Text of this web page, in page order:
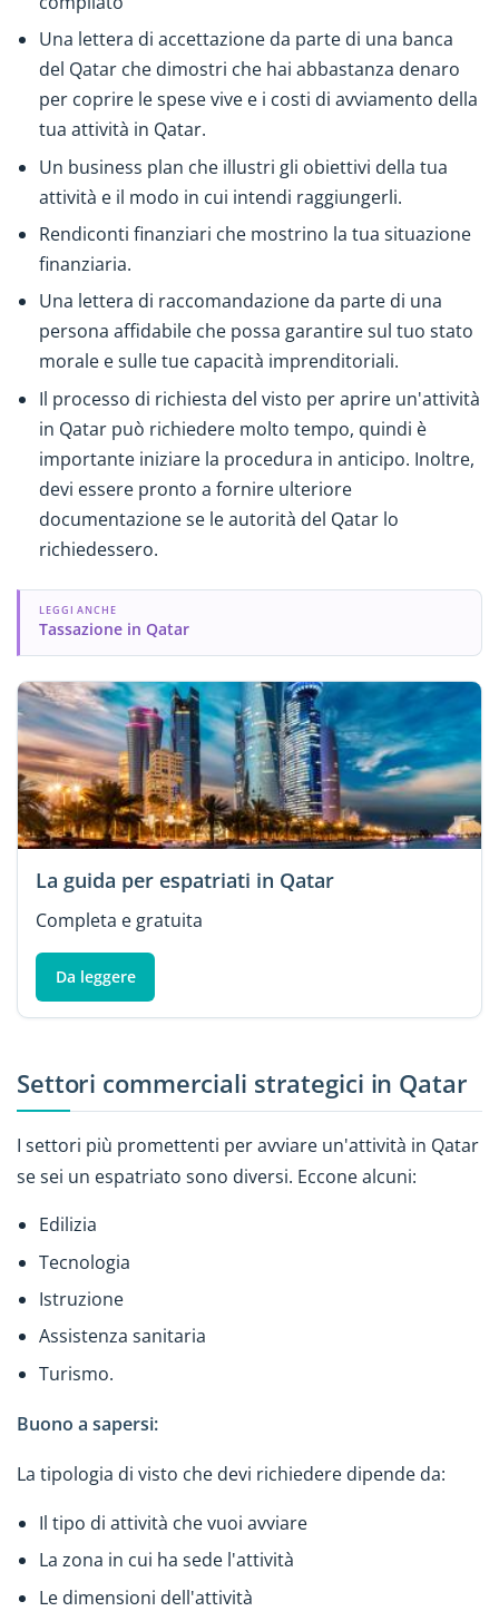
Una lettera di accettazione da parte di una banca
del Qatar che dimostri che hai abbastanza denaro
per coprire le spese vive e i costi di avviamento della
tua attività in Qatar.
Un business plan che illustri gli obiettivi della tua
attività e il modo in cui intendi raggiungerli.
Rendiconti finanziari che mostrino la tua situazione
finanziaria.
Una lettera di raccomandazione da parte di una
persona affidabile che possa garantire sul tuo stato
morale e sulle tue capacità imprenditoriali.
Il processo di richiesta del visto per aprire un'attività
in Qatar può richiedere molto tempo, quindi è
importante iniziare la procedura in anticipo. Inoltre,
devi essere pronto a fornire ulteriore
documentazione se le autorità del Qatar lo
richiedessero.
LEGGI ANCHE
Tassazione in Qatar
La guida per espatriati in Qatar
Completa e gratuita
Da leggere
Settori commerciali strategici in Qatar
I settori più promettenti per avviare un'attività in Qatar
se sei un espatriato sono diversi. Eccone alcuni:
Edilizia
Tecnologia
Istruzione
Assistenza sanitaria
Turismo.
Buono a sapersi:
La tipologia di visto che devi richiedere dipende da:
Il tipo di attività che vuoi avviare
La zona in cui ha sede l'attività
Le dimensioni dell'attività